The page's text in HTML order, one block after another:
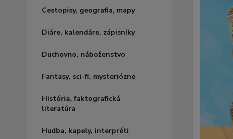
Cestopisy, geografia, mapy
Diáre, kalendáre, zápisníky
Duchovno, náboženstvo
Fantasy, sci-fi, mysteriózne
História, faktografická
literatúra
Hudba, kapely, interpréti